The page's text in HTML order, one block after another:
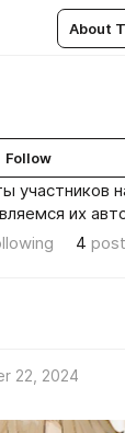
About
Follow
участников
их
4
22, 2024